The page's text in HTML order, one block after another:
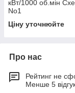
кВт/1000 об.мін
No1
Ціну уточнюйте
Про нас
Рейтинг не
Менше 5